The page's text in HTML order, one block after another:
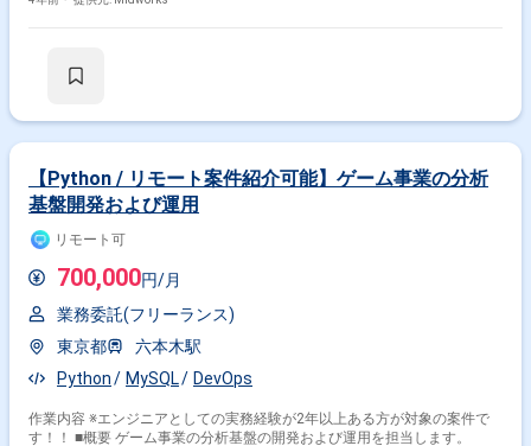
【Python / リモート案件紹介可能】ゲーム事業の分析
基盤開発および運用
リモート可
700,000円/月
業務委託(フリーランス)
東京都
六本木駅
Python
MySQL DevOps
作業内容 ※エンジニアとしての実務経験が2年以上ある方が対象の案件で
す！！ ■概要 ゲーム事業の分析基盤の開発および運用を担当します。